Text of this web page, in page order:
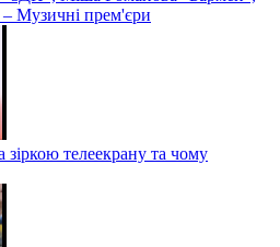
Музичні прем'єри
телеекрану та чому